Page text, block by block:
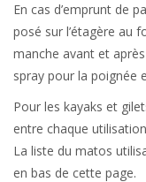
En cas d’emprunt de
posé sur l’étagère au
manche avant et
spray pour la poignée
Pour les kayaks et
entre chaque
La liste du matos
en bas de cette page.